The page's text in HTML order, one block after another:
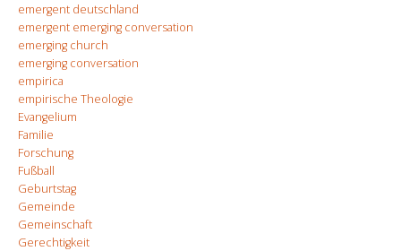
emergent deutschland
emergent emerging conversation
emerging church
emerging conversation
empirica
empirische Theologie
Evangelium
Familie
Forschung
Fußball
Geburtstag
Gemeinde
Gemeinschaft
Gerechtigkeit